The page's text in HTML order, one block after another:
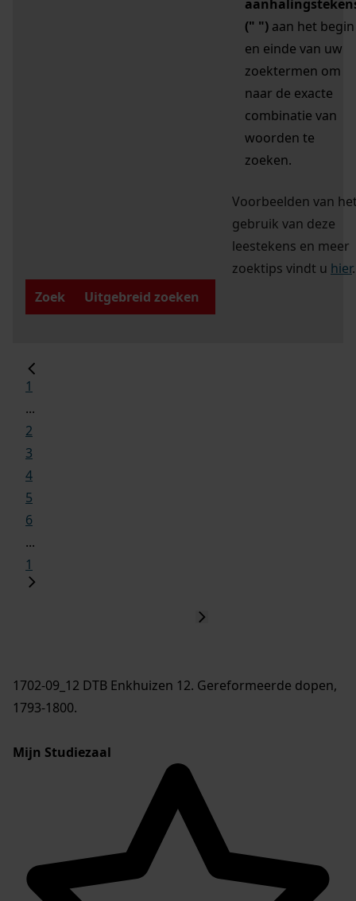
(" ") aan het begin
en einde van uw
zoektermen om
naar de exacte
combinatie van
woorden te
zoeken.
Voorbeelden van
gebruik van deze
leestekens en meer
zoektips vindt u hier.
Zoek
Uitgebreid zoeken
1
...
2
3
4
5
6
...
1
1702-09_12 DTB Enkhuizen 12. Gereformeerde dopen,
1793-1800.
Mijn Studiezaal